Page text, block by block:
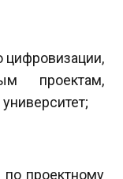
цифровизации,
проектам,
по проектному